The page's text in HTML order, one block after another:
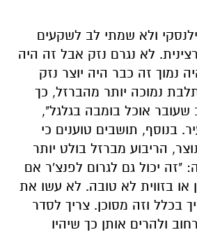
נמוך זה כבר היה יוצר נזק
שעובר אוכל בומבה בגלגל",
בנוסף, תושבים טוענים כי
הריבוע מברזל בולט יותר
"זה יכול גם לגרום לפנצ'ר אם
או בזווית לא טובה. לא עשו את
בכלל וזה מסוכן. צריך לסדר
ולהרים אותן כך שיהיו